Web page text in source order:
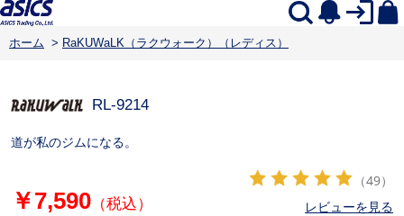
ホーム > RaKUWaLK（ラクウォーク）（レディス）
RL-9214
道が私のジムになる。
￥7,590（税込）
（49）
レビューを見る